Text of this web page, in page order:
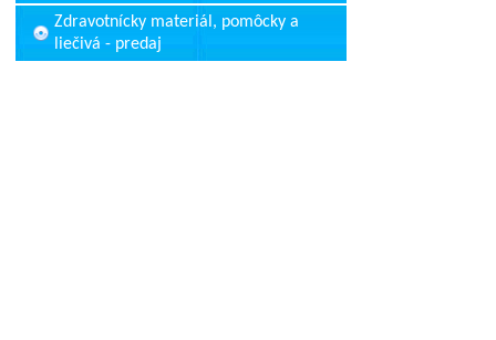
Zdravotnícky materiál, pomôcky a
liečivá - predaj